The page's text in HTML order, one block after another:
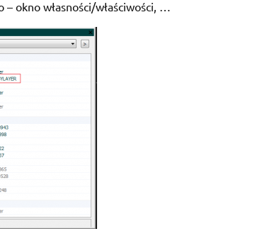
okno własności/właściwości, …